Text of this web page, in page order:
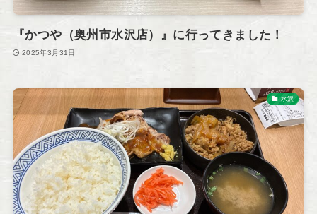
『かつや（奥州市水沢店）』に行ってきました！
2025年3月31日
水沢